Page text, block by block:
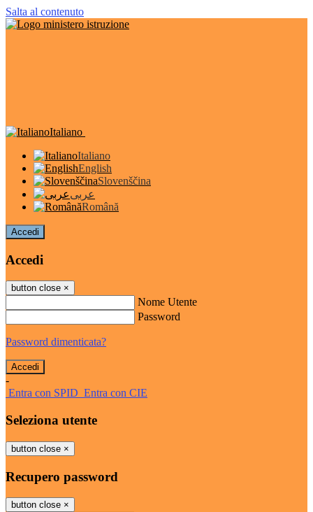
Salta al contenuto
Italiano
Italiano
English
Slovenščina
عربى
Română
Accedi
Accedi
button close ×
Nome Utente
Password
Password dimenticata?
-
Entra con SPID Entra con CIE
Seleziona utente
button close ×
Recupero password
button close ×